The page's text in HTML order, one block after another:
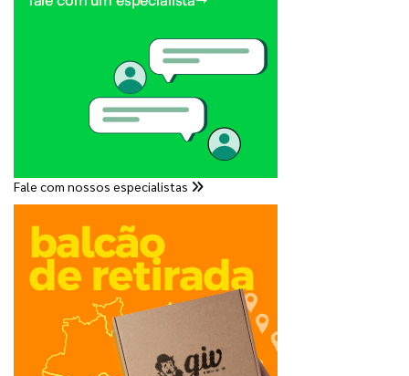
Fale com nossos especialistas